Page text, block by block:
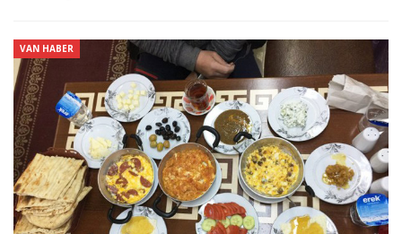
VAN HABER